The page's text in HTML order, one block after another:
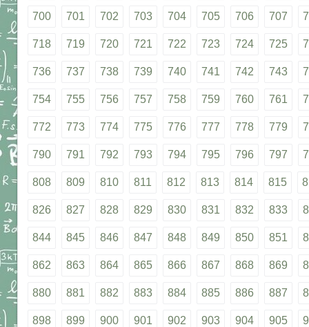
700 701 702 703 704 705 706 707
718 719 720 721 722 723 724 725
736 737 738 739 740 741 742 743
754 755 756 757 758 759 760 761
772 773 774 775 776 777 778 779
790 791 792 793 794 795 796 797
808 809 810 811 812 813 814 815
826 827 828 829 830 831 832 833
844 845 846 847 848 849 850 851
862 863 864 865 866 867 868 869
880 881 882 883 884 885 886 887
898 899 900 901 902 903 904 905